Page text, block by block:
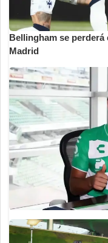
Bellingham se
Madrid